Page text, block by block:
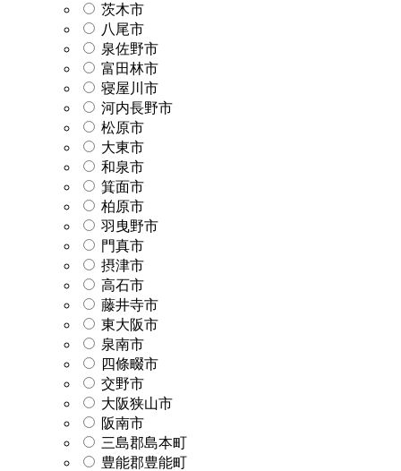
茨木市
八尾市
泉佐野市
富田林市
寝屋川市
河内長野市
松原市
大東市
和泉市
箕面市
柏原市
羽曳野市
門真市
摂津市
高石市
藤井寺市
東大阪市
泉南市
四條畷市
交野市
大阪狭山市
阪南市
三島郡島本町
豊能郡豊能町